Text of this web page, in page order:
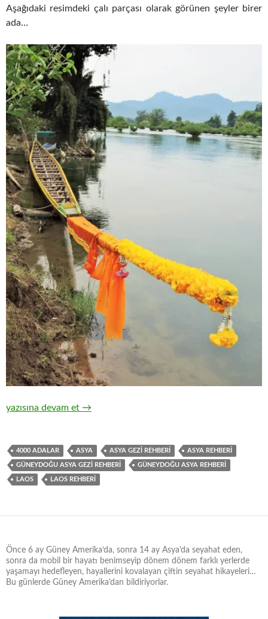
Aşağıdaki resimdeki çalı parçası olarak görünen şeyler birer
ada…
4000 ADALR / LAOS
yazısına devam et →
4000 ADALAR ASYA ASYA GEZİ REHBERİ ASYA REHBERİ
GÜNEYDOĞU ASYA GEZİ REHBERİ GÜNEYDOĞU ASYA REHBERİ
LAOS LAOS REHBERİ
Önce 6 ay Güney Amerika’da, sonra 14 ay Asya’da seyahat eden,
sonra da mobil bir hayatı benimseyip dönem dönem farklı yerlerde
yaşamayı hedefleyen, hayallerini kovalayan çiftin seyahat hikayeleri…
Bu günlerde Güney Amerika’dan bildiriyorlar.